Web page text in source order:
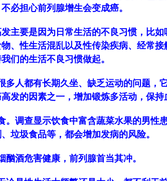
必担心前列腺增生会变成癌。
主要是因为日常生活的不良习惯，比
、性生活混乱以及性传染疾病、经常
们的生活不良习惯做起。
多人都有长期久坐、缺乏运动的问题，
发的因素之一，增加锻炼多活动，保持
。调查显示饮食中富含蔬菜水果的男性
垃圾食品等，都会增加发病的风险。
酗酒危害健康，前列腺首当其冲。